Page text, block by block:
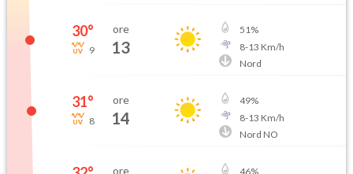
30°
9
ore
13
51%
8-13 Km/h
Nord
31°
8
ore
14
49%
8-13 Km/h
Nord NO
ore 46%